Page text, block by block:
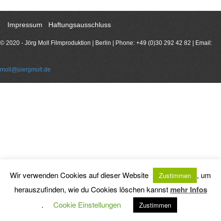
Impressum Haftungsausschluss
© 2020 - Jörg Moll Filmproduktion | Berlin | Phone: +49 (0)30 292 42 82 | Email:
moll@joergmoll.de
Wir verwenden Cookies auf dieser Website Zustimmen
, um
herauszufinden, wie du Cookies löschen kannst mehr Infos
. Cookie Einstellungen Zustimmen